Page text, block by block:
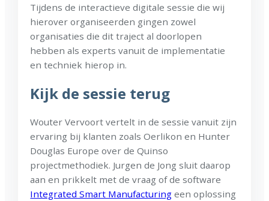
Tijdens de interactieve digitale sessie die wij
hierover organiseerden gingen zowel
organisaties die dit traject al doorlopen
hebben als experts vanuit de implementatie
en techniek hierop in.
Kijk de sessie terug
Wouter Vervoort vertelt in de sessie vanuit zijn
ervaring bij klanten zoals Oerlikon en Hunter
Douglas Europe over de Quinso
projectmethodiek. Jurgen de Jong sluit daarop
aan en prikkelt met de vraag of de software
Integrated Smart Manufacturing een oplossing